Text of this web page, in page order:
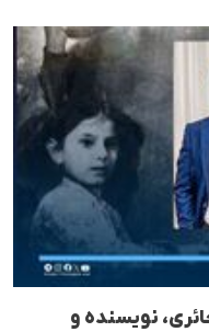
حائری، نویسنده و